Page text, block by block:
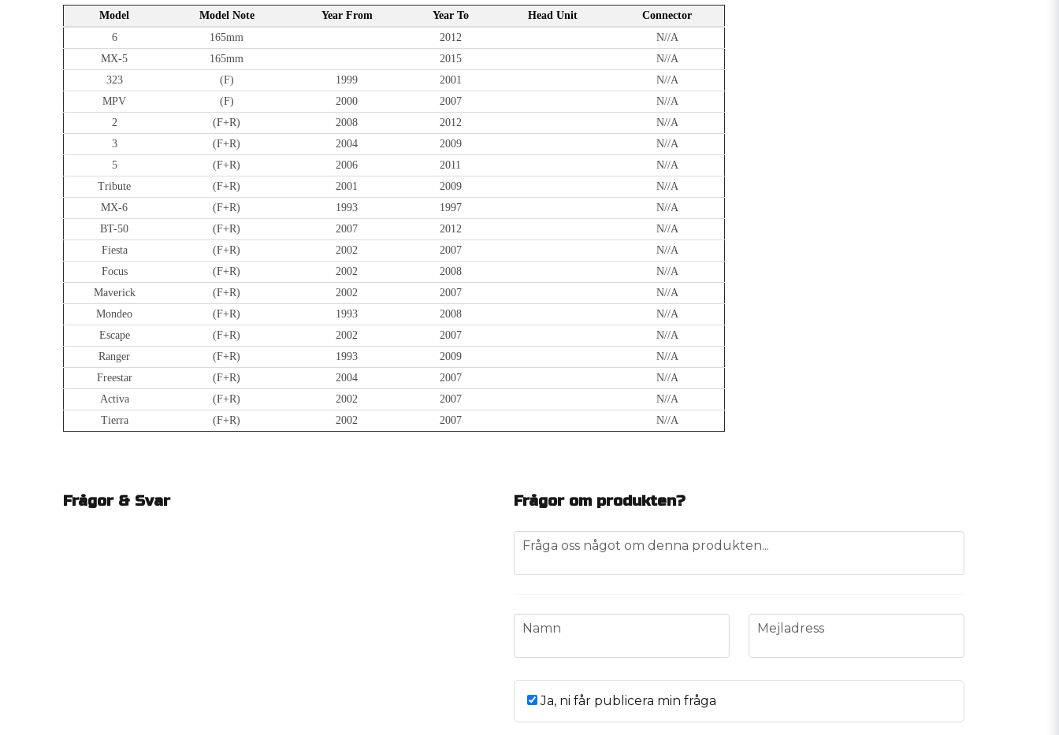
Model Model Note Year From Year To Head Unit
Connector
6
165mm 2012
N//A
MX-5
165mm 2015
N//A
323
(F) 1999 2001
N//A
MPV
(F) 2000 2007
N//A
2
(F+R) 2008 2012
N//A
3
(F+R) 2004 2009
N//A
5
(F+R) 2006 2011
N//A
Tribute
(F+R) 2001 2009
N//A
MX-6
(F+R) 1993 1997
N//A
BT-50
(F+R) 2007 2012
N//A
Fiesta
(F+R) 2002 2007
N//A
Focus
(F+R) 2002 2008
N//A
Maverick
(F+R) 2002 2007
N//A
Mondeo
(F+R) 1993 2008
N//A
Escape
(F+R) 2002 2007
N//A
Ranger
(F+R) 1993 2009
N//A
Freestar
(F+R) 2004 2007
N//A
Activa
(F+R) 2002 2007
N//A
Tierra
(F+R) 2002 2007 N//A
Frågor & Svar Frågor om produkten?
question
Fråga oss något om denna produkten...
name
Namn email
Mejladress
Ja, ni får publicera min fråga